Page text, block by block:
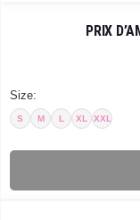
PRIX
Size:
S M L XL XXL